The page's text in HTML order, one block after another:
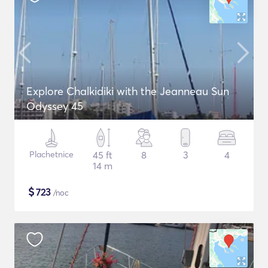
Explore Chalkidiki with the Jeanneau Sun
Odyssey 45
Plachetnice
45 ft
14 m
8 3 4
$723 /noc